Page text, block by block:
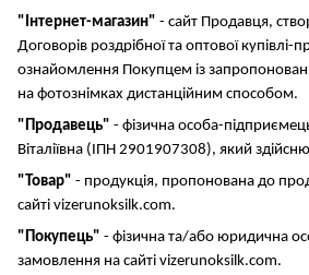
"Інтернет-магазин" - сайт Продавця,
Договорів роздрібної та оптової купівлі-
ознайомлення Покупцем із
на фотознімках дистанційним способом.
"Продавець" - фізична особа-
Віталіївна (ІПН 2901907308), який
"Товар" - продукція, пропонована до
сайті vizerunoksilk.com.
"Покупець" - фізична та/або юридична
замовлення на сайті vizerunoksilk.com.